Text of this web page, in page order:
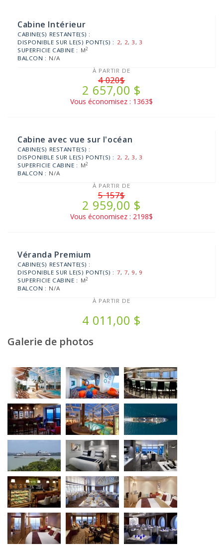
Cabine Intérieur
CABINE(S) RESTANTE(S) :
DISPONIBLE SUR LE(S) PONT(S) : 2, 2,3, 3
SUPERFICIE CABINE : M2
BALCON : N/A
À PARTIR DE
4 020$
2 657,00 $
Vous économisez : 1363$
Cabine avec vue sur l'océan
CABINE(S) RESTANTE(S) :
DISPONIBLE SUR LE(S) PONT(S) : 2, 2,3, 3
SUPERFICIE CABINE : M2
BALCON : N/A
À PARTIR DE
5 157$
2 959,00 $
Vous économisez : 2198$
Véranda Premium
CABINE(S) RESTANTE(S) :
DISPONIBLE SUR LE(S) PONT(S) : 7, 7, 9, 9
SUPERFICIE CABINE : M2
BALCON : N/A
À PARTIR DE
4 011,00 $
Galerie de photos